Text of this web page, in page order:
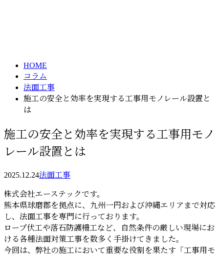
HOME
コラム
法面工事
施工の安全と効率を実現する工事用モノレール設置と
は
施工の安全と効率を実現する工事用モノ
レール設置とは
2025.12.24法面工事
株式会社エーステックです。
熊本県球磨郡を拠点に、九州一円および沖縄エリアまで対応
し、法面工事を専門に行っております。
ロープ伏工や落石防護柵工など、自然条件の厳しい現場にお
ける各種法面対策工事を数多く手掛けてきました。
今回は、弊社の施工において重要な役割を果たす「工事用モ